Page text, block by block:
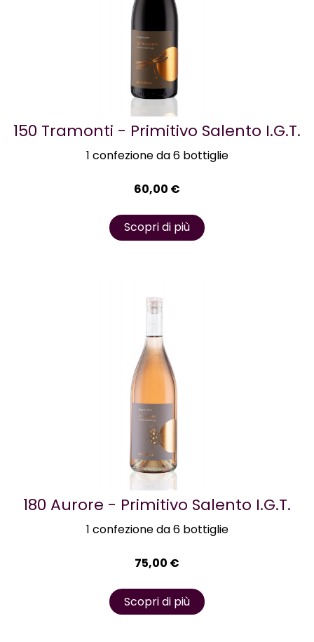
150 Tramonti - Primitivo Salento I.G.T.
1 confezione da 6 bottiglie
60,00 €
Scopri di più
180 Aurore - Primitivo Salento I.G.T.
1 confezione da 6 bottiglie
75,00 €
Scopri di più